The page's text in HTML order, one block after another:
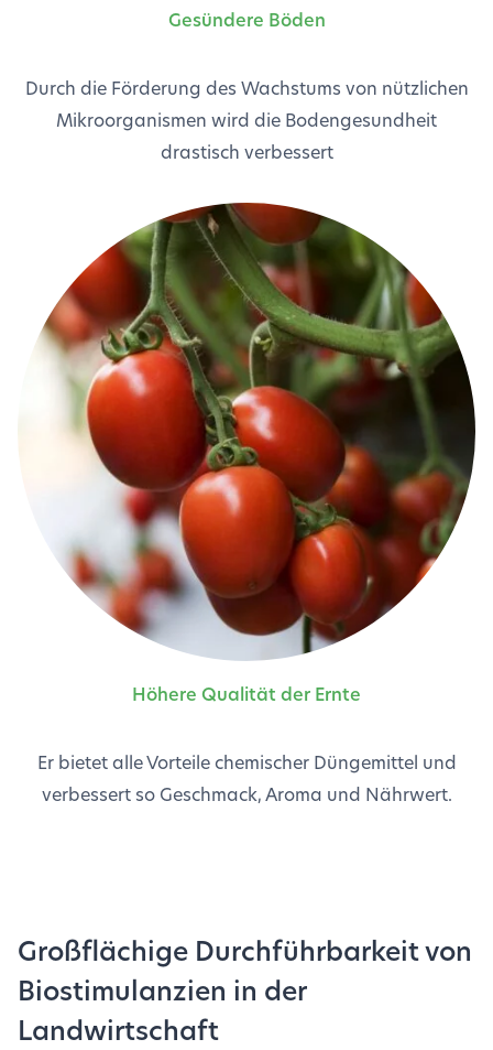
Gesündere Böden
Durch die Förderung des Wachstums von nützlichen
Mikroorganismen wird die Bodengesundheit
drastisch verbessert
Höhere Qualität der Ernte
Er bietet alle Vorteile chemischer Düngemittel und
verbessert so Geschmack, Aroma und Nährwert.
Großflächige Durchführbarkeit von
Biostimulanzien in der
Landwirtschaft